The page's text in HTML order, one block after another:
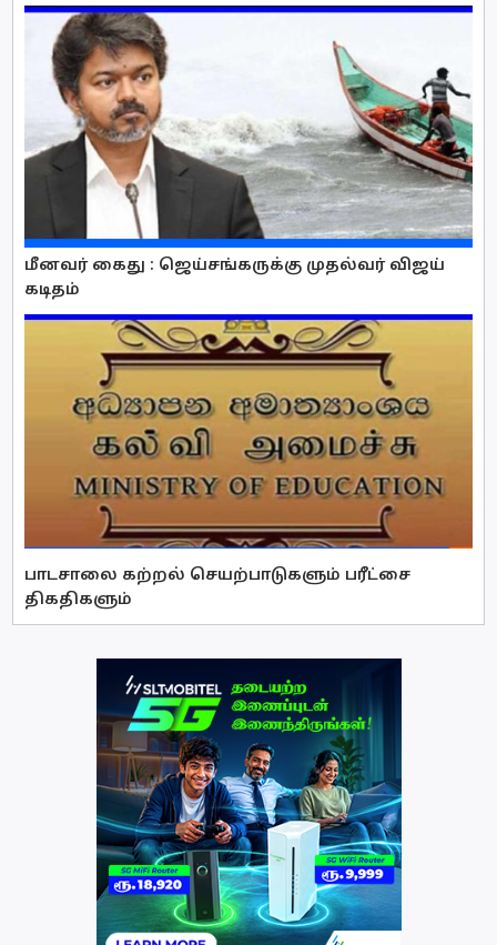
மீனவர் கைது : ஜெய்சங்கருக்கு முதல்வர் விஜய்
கடிதம்
பாடசாலை கற்றல் செயற்பாடுகளும் பரீட்சை
திகதிகளும்